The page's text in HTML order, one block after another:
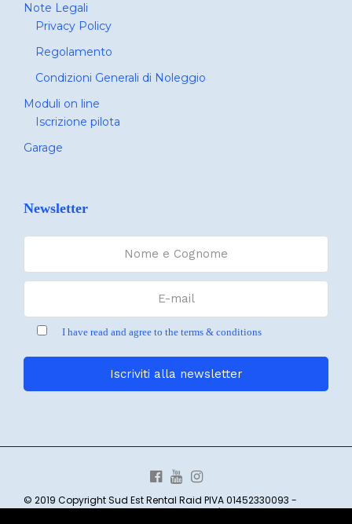
Note Legali
Privacy Policy
Regolamento
Condizioni Generali di Noleggio
Moduli on line
Iscrizione pilota
Garage
Newsletter
I have read and agree to the terms & conditions
© 2019 Copyright Sud Est Rental Raid PIVA 01452330093 -
Borgata Costa 6 CASANOVA LERRONE SV | web:CREOSITI